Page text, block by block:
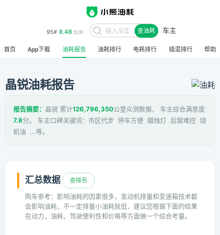
95# 8.48 元/升 查油耗 车主
首页 App下载 油耗报告 油耗排行 电耗排行 插混排行 帮助
晶锐油耗报告
报告摘要： 晶锐 累计126,796,350公里众测数据， 车主综合满意度
7.8分。 车主口碑关键词：市区代步 停车方便 蜡烛灯 后窗难控 烧
机油 ...等。
汇总数据 查排名
购车参考：影响油耗的因素很多，发动机排量和变速箱技术都
会影响油耗，不一定排量小油耗就低，建议您根据下面的结果
在动力，油耗，驾驶便利性和价格等方面做一个综合考量。